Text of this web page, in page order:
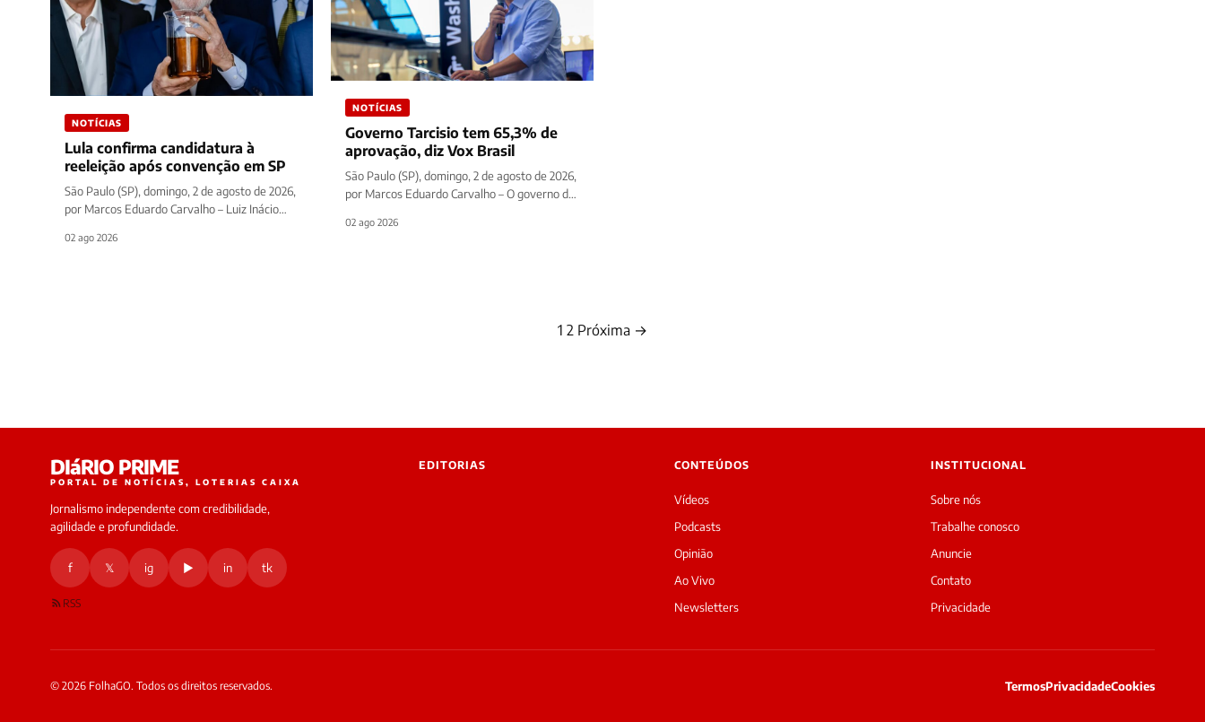
NOTÍCIAS
Lula confirma candidatura à
reeleição após convenção em SP
São Paulo (SP), domingo, 2 de agosto de 2026,
por Marcos Eduardo Carvalho – Luiz Inácio
02 ago 2026
NOTÍCIAS
Governo Tarcisio tem 65,3% de
aprovação, diz Vox Brasil
São Paulo (SP), domingo, 2 de agosto de 2026,
por Marcos Eduardo Carvalho – O governo de
02 ago 2026
1 2 Próxima →
DIáRIO PRIME
PORTAL DE NOTÍCIAS, LOTERIAS CAIXA
Jornalismo independente com credibilidade,
agilidade e profundidade.
f 𝕏 ig ▶ in tk
RSS
EDITORIAS CONTEÚDOS
Vídeos
Podcasts
Opinião
Ao Vivo
Newsletters
INSTITUCIONAL
Sobre nós
Trabalhe conosco
Anuncie
Contato
Privacidade
© 2026 FolhaGO. Todos os direitos reservados. TermosPrivacidadeCookies